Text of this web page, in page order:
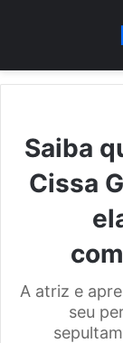
Saiba
Cissa
A atriz e
seu